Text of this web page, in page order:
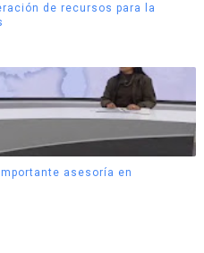
de recursos para la
asesoría en